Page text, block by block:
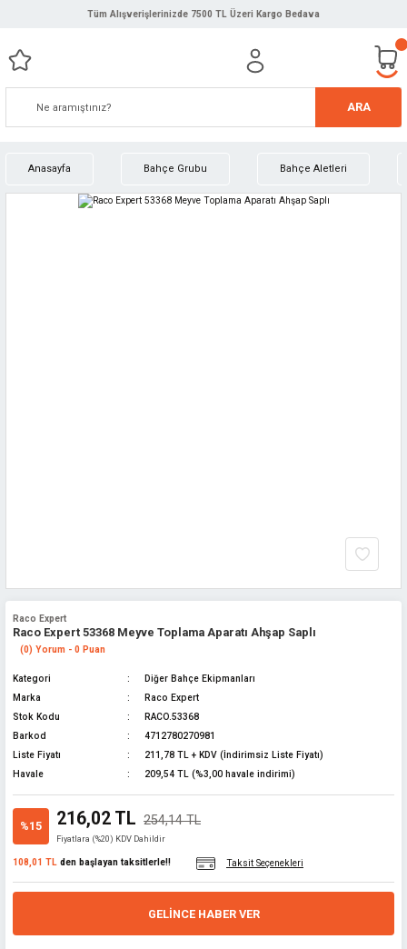
Tüm Alışverişlerinizde 7500 TL Üzeri Kargo Bedava
ARA
Anasayfa Bahçe Grubu Bahçe Aletleri
Raco Expert
Raco Expert 53368 Meyve Toplama Aparatı Ahşap Saplı
(0) Yorum - 0 Puan
Kategori
Diğer Bahçe Ekipmanları
Marka
Raco Expert
Stok Kodu
RACO.53368
Barkod
4712780270981
Liste Fiyatı
211,78 TL + KDV (İndirimsiz Liste Fiyatı)
Havale
209,54 TL (%3,00 havale indirimi)
%15 216,02 TL 254,14 TL
Fiyatlara (%20) KDV Dahildir
108,01 TL den başlayan taksitlerle!! Taksit Seçenekleri
GELINCE HABER VER